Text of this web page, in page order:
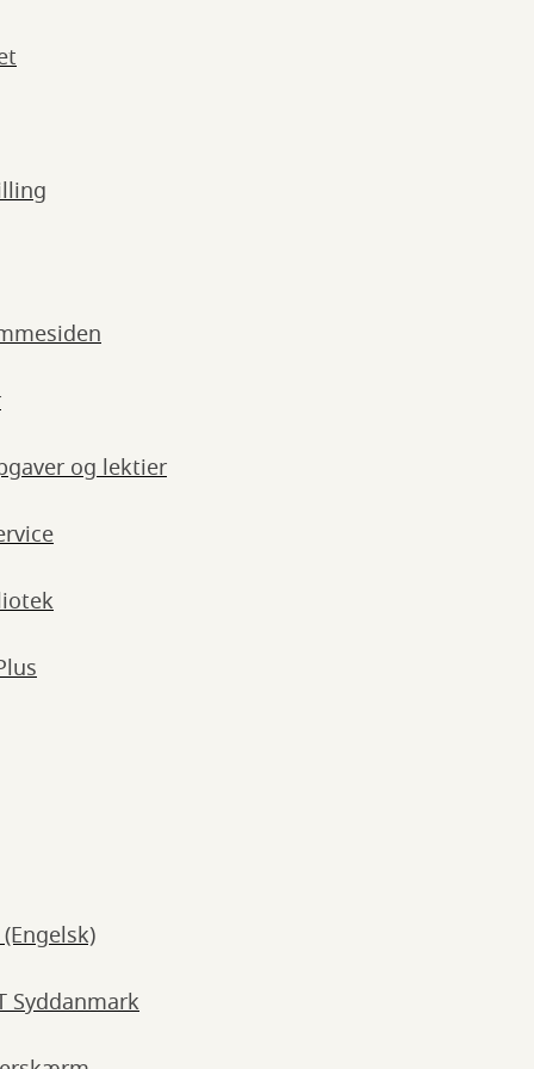
og lektier
Syddanmark